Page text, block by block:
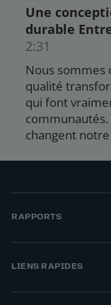
RAPPORTS
LIENS RAPIDES